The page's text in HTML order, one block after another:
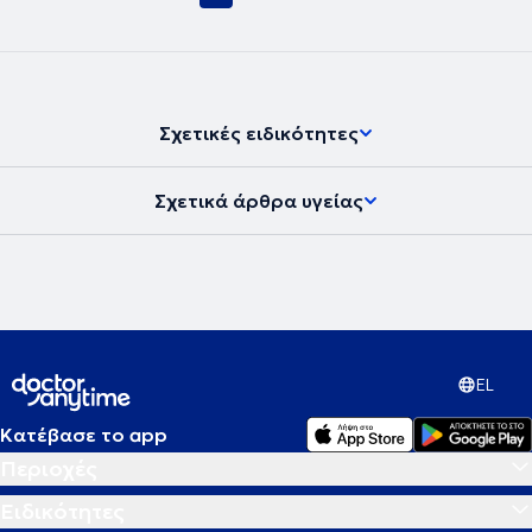
Σχετικές ειδικότητες
Σχετικά άρθρα υγείας
EL
Κατέβασε το app